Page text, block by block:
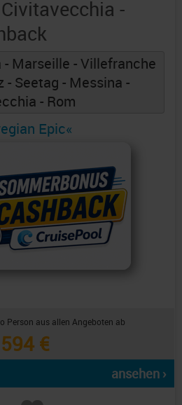
-
- Marseille - Villefranche
- Seetag - Messina -
- Rom
Epic«
Person aus allen Angeboten ab
594 €
ansehen ›